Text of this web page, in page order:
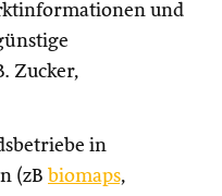
und
Zucker,
in
(zB biomaps,